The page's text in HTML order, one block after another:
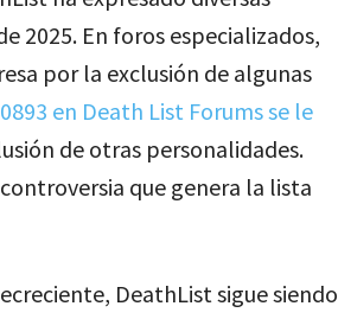
2025. En foros especializados,
por la exclusión de algunas
en Death List Forums se le
de otras personalidades.
que genera la lista
DeathList sigue siendo